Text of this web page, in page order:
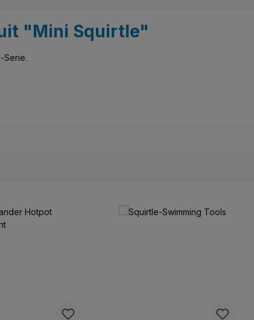
"Mini Squirtle"
Serie.